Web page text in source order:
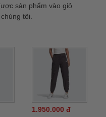
sản phẩm vào giỏ
tôi.
1.950.000 đ